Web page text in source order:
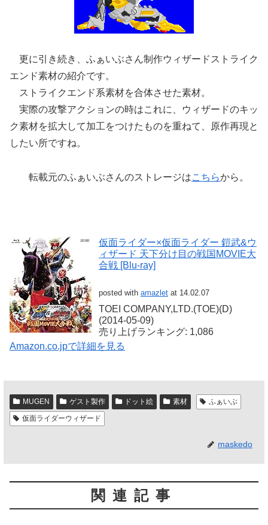
更に引き続き、ふぁいぶさん制作ウィザードストライク
エンド素材の紹介です。
ストライクエンド系素材を合体させた素材。
実際の攻撃アクションの時はこれに、ウィザードのキッ
ク素材を拡大して加工をつけたものを重ねて、原作再現と
したい所ですね。
転載元のふぁいぶさんのストレージはこちらから。
仮面ライダー×仮面ライダー 鎧武&ウ
ィザード 天下分け目の戦国MOVIE大
合戦 [Blu-ray]
posted with amazlet at 14.02.07
TOEI COMPANY,LTD.(TOE)(D)
(2014-05-09)
売り上げランキング: 1,086
Amazon.co.jpで詳細を見る
MUGEN ゲスト製作 ドット絵 素材
ふぁいぶ
仮面ライダーウィザード
maskedo
関連記事